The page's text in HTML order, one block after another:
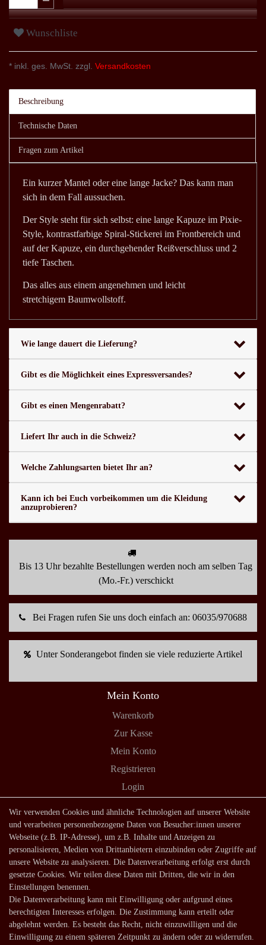
Wunschliste
* inkl. ges. MwSt. zzgl. Versandkosten
Beschreibung
Technische Daten
Fragen zum Artikel
Ein kurzer Mantel oder eine lange Jacke? Das kann man
sich in dem Fall aussuchen.
Der Style steht für sich selbst: eine lange Kapuze im Pixie-
Style, kontrastfarbige Spiral-Stickerei im Frontbereich und
auf der Kapuze, ein durchgehender Reißverschluss und 2
tiefe Taschen.
Das alles aus einem angenehmen und leicht
stretchigem Baumwollstoff.
Wie lange dauert die Lieferung?
Gibt es die Möglichkeit eines Expressversandes?
Gibt es einen Mengenrabatt?
Liefert Ihr auch in die Schweiz?
Welche Zahlungsarten bietet Ihr an?
Kann ich bei Euch vorbeikommen um die Kleidung
anzuprobieren?
Bis 13 Uhr bezahlte Bestellungen werden noch am selben Tag
(Mo.-Fr.) verschickt
Bei Fragen rufen Sie uns doch einfach an: 06035/970688
Unter Sonderangebot finden sie viele reduzierte Artikel
Mein Konto
Warenkorb
Zur Kasse
Mein Konto
Registrieren
Login
Shop
Lagerverkauf
Zahlungsarten
Versandarten und -kosten
Service
Kontakt
Häufige Fragen
Wir verwenden Cookies und ähnliche Technologien auf unserer Website
und verarbeiten personenbezogene Daten von Besucher:innen unserer
Webseite (z.B. IP-Adresse), um z.B. Inhalte und Anzeigen zu
personalisieren, Medien von Drittanbietern einzubinden oder Zugriffe auf
unsere Website zu analysieren. Die Datenverarbeitung erfolgt erst durch
gesetzte Cookies. Wir teilen diese Daten mit Dritten, die wir in den
Einstellungen benennen.
Die Datenverarbeitung kann mit Einwilligung oder aufgrund eines
berechtigten Interesses erfolgen. Die Zustimmung kann erteilt oder
abgelehnt werden. Es besteht das Recht, nicht einzuwilligen und die
Einwilligung zu einem späteren Zeitpunkt zu ändern oder zu widerrufen.